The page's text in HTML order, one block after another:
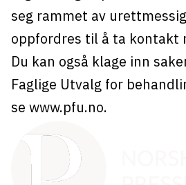
seg rammet av
oppfordres til å ta kontakt
Du kan også klage inn
Faglige Utvalg for
se www.pfu.no.